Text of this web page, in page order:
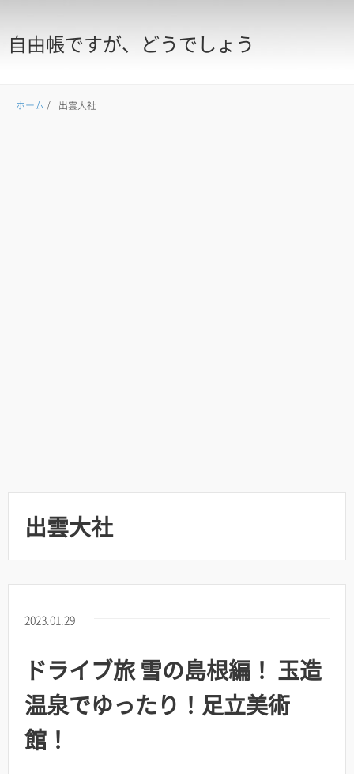
自由帳ですが、どうでしょう
ホーム / 出雲大社
出雲大社
2023.01.29
ドライブ旅 雪の島根編！ 玉造
温泉でゆったり！足立美術
館！